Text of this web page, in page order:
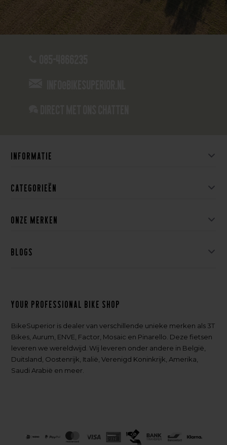
Informatie
Categorieën
Onze merken
Blogs
Your professional bike shop
BikeSuperior is dealer van verschillende unieke merken als 3T
Bikes, Aurum, ENVE, Factor, Mosaic en Pinarello. Deze fietsen
leveren we wereldwijd. Wij leveren onder andere in België,
Duitsland, Oostenrijk, Italië, Verenigd Koninkrijk, Amerika,
Saudi Arabië en meer.